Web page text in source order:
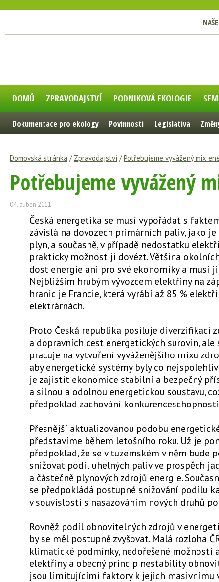
DOMŮ ZPRAVODAJSTVÍ PODNIKOVÁ EKOLOGIE
Dokumentace pro ekology Povinnosti Legislativa
Domovská stránka / Zpravodajství /Potřebujeme vyvážený mix
Potřebujeme vyvážený
04. duben 2011
Česká energetika se musí vypořádat s
závislá na dovozech primárních paliv, jako
plyn, a současně, v případě nedostatku
prakticky možnost ji dovézt. Většina
dost energie ani pro své ekonomiky a musí
Nejbližším hrubým vývozcem elektřiny na
hranic je Francie, která vyrábí až 85 %
elektrárnách.
Proto Česká republika posiluje diverzifikaci
a dopravních cest energetických surovin, ale
pracuje na vytvoření vyváženějšího mixu
aby energetické systémy byly co
je zajistit ekonomice stabilní a bezpečný
a silnou a odolnou energetickou soustavu,
předpoklad zachování
Přesnější aktualizovanou podobu
představíme během letošního roku. Už je
předpoklad, že se v tuzemském v něm bude
snižovat podíl uhelných paliv ve prospěch
a částečně plynových zdrojů energie.
se předpokládá postupné snižování podílu
v souvislosti s nasazováním nových druhů
Rovněž podíl obnovitelných zdrojů v
by se měl postupně zvyšovat. Malá rozloha
klimatické podmínky, nedořešené možnosti
elektřiny a obecný princip nestability
jsou limitujícími faktory k jejich masivnímu